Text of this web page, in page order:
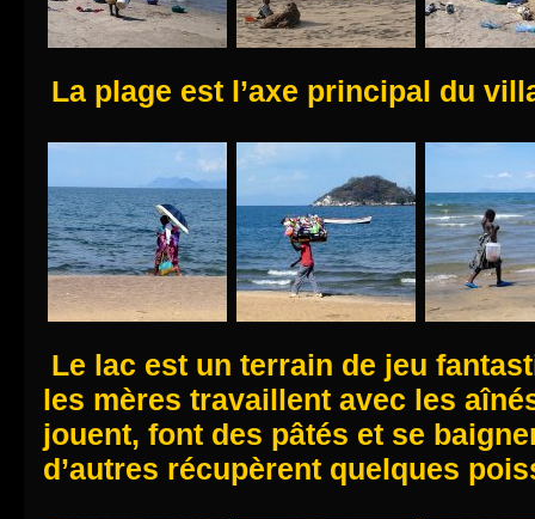
La plage est l’axe principal du
Le lac est un terrain de jeu
les mères travaillent avec les
jouent, font des pâtés et se
d’autres récupèrent quelques